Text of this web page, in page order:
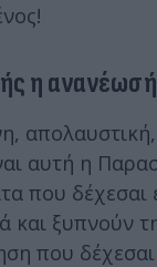
η
απολαυστική,
αυτή η
που δέχεσαι
και ξυπνούν
που